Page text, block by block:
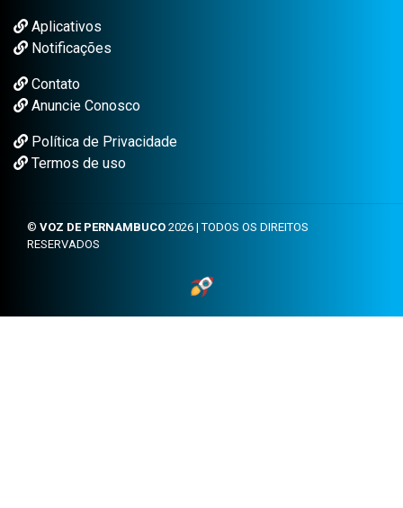
Aplicativos
Notificações
Contato
Anuncie Conosco
Política de Privacidade
Termos de uso
© VOZ DE PERNAMBUCO 2026 | TODOS OS DIREITOS
RESERVADOS